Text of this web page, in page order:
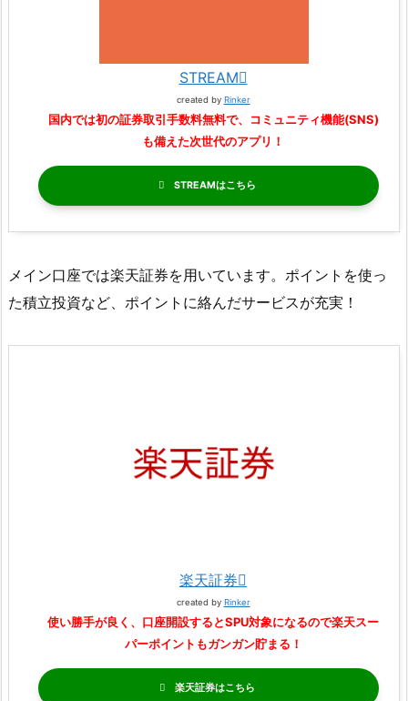
STREAM
created by Rinker
国内では初の証券取引手数料無料で、コミュニティ機能(SNS)
も備えた次世代のアプリ！
STREAM
メイン口座では楽天証券を用いています。ポイントを使っ
た積立投資など、ポイントに絡んだサービスが充実！
楽天証券
created by Rinker
使い勝手が良く、口座開設するとSPU対象になるので楽天スー
パーポイントもガンガン貯まる！
楽天証券